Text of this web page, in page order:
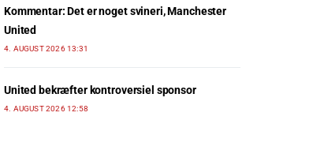
Kommentar: Det er noget svineri, Manchester
United
4. AUGUST 2026 13:31
United bekræfter kontroversiel sponsor
4. AUGUST 2026 12:58